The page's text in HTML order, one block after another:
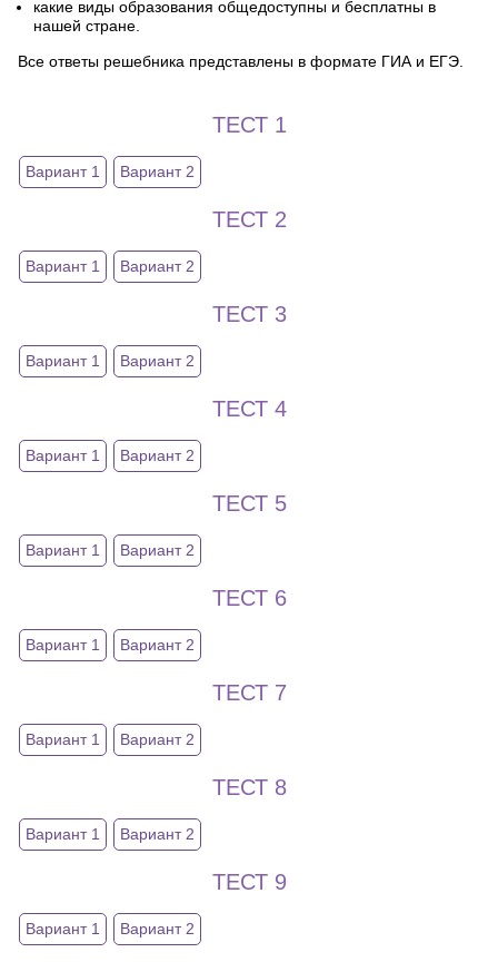
какие виды образования общедоступны и бесплатны в
нашей стране.
Все ответы решебника представлены в формате ГИА и ЕГЭ.
ТЕСТ 1
Вариант 1 Вариант 2
ТЕСТ 2
Вариант 1 Вариант 2
ТЕСТ 3
Вариант 1 Вариант 2
ТЕСТ 4
Вариант 1 Вариант 2
ТЕСТ 5
Вариант 1 Вариант 2
ТЕСТ 6
Вариант 1 Вариант 2
ТЕСТ 7
Вариант 1 Вариант 2
ТЕСТ 8
Вариант 1 Вариант 2
ТЕСТ 9
Вариант 1 Вариант 2